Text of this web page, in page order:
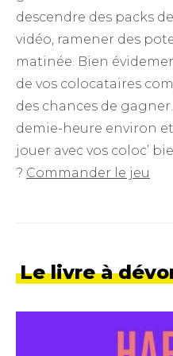
descendre des packs
vidéo, ramener des
matinée. Bien
de vos colocataires
des chances de
demie-heure environ
jouer avec vos coloc’
? Commander le jeu
Le livre à